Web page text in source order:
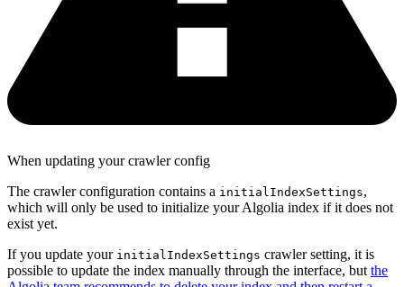
When updating your crawler config
The crawler configuration contains a initialIndexSettings,
which will only be used to initialize your Algolia index if it does not
exist yet.
If you update your initialIndexSettings crawler setting, it is
possible to update the index manually through the interface, but the